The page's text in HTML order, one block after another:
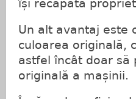
își recapătă
Un alt avantaj este
culoarea originală,
astfel încât doar să
originală a mașinii.